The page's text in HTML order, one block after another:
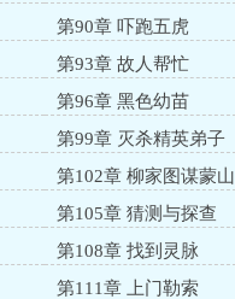
第90章 吓跑五虎
第93章 故人帮忙
第96章 黑色幼苗
第99章 灭杀精英弟子
第102章 柳家图谋蒙山
第105章 猜测与探查
第108章 找到灵脉
第111章 上门勒索